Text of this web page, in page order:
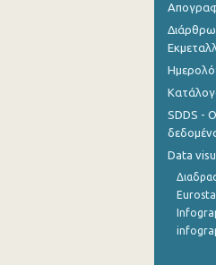
SDDS -
Data